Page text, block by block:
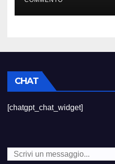
CHAT
[chatgpt_chat_widget]